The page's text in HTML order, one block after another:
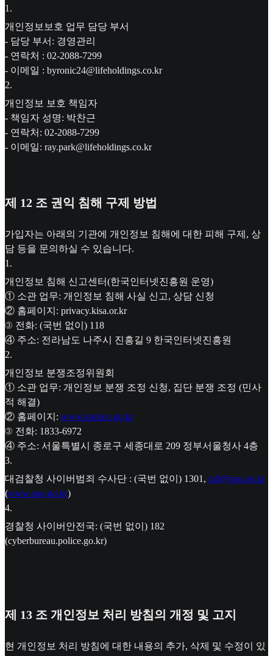
1 .
개인정보보호 업무 담당 부서
- 담당 부서: 경영관리
- 연락처 : 02-2088-7299
- 이메일 : byronic24@lifeholdings.co.kr
2.
개인정보 보호 책임자
- 책임자 성명: 박찬근
- 연락처: 02-2088-7299
- 이메일: ray.park@lifeholdings.co.kr
제 12 조 권익 침해 구제 방법
가입자는 아래의 기관에 개인정보 침해에 대한 피해 구제, 상
담 등을 문의하실 수 있습니다.
1 .
개인정보 침해 신고센터(한국인터넷진흥원 운영)
① 소관 업무: 개인정보 침해 사실 신고, 상담 신청
② 홈페이지: privacy.kisa.or.kr
③ 전화: (국번 없이) 118
④ 주소: 전라남도 나주시 진흥길 9 한국인터넷진흥원
2.
개인정보 분쟁조정위원회
① 소관 업무: 개인정보 분쟁 조정 신청, 집단 분쟁 조정 (민사
적 해결)
② 홈페이지: www.kopico.go.kr
③ 전화: 1833-6972
④ 주소: 서울특별시 종로구 세종대로 209 정부서울청사 4층
3.
대검찰청 사이버범죄 수사단 : (국번 없이) 1301, cid@spo.go.kr
(www.spo.go.kr)
4.
경찰청 사이버안전국: (국번 없이) 182
(cyberbureau.police.go.kr)
제 13 조 개인정보 처리 방침의 개정 및 고지
현 개인정보 처리 방침에 대한 내용의 추가, 삭제 및 수정이 있